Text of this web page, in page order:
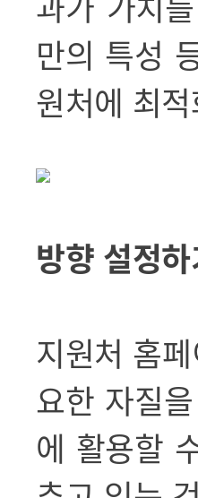
만의 특성
원처에 최
방향 설정하
지원처 홈
요한 자질
에 활용할